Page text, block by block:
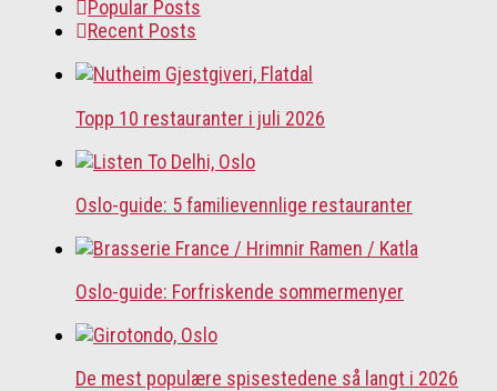
Popular Posts
Recent Posts
Topp 10 restauranter i juli 2026
Oslo-guide: 5 familievennlige restauranter
Oslo-guide: Forfriskende sommermenyer
De mest populære spisestedene så langt i 2026